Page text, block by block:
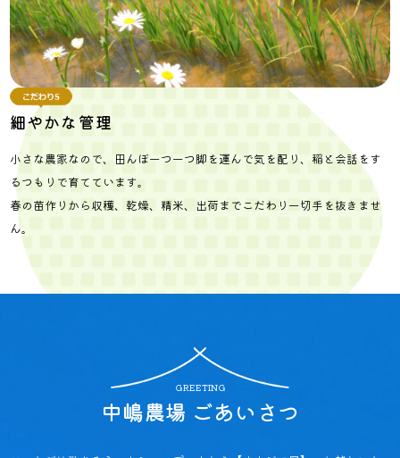
細やかな管理
小さな農家なので、田んぼ一つ一つ脚を運んで気を配り、稲と会話をす
るつもりで育てています。
春の苗作りから収穫、乾燥、精米、出荷までこだわり一切手を抜きませ
ん。
中嶋農場 ごあいさつ